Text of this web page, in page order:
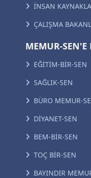
İNSAN
ÇALIŞMA
MEMUR-SEN'E
EĞİTİM-BİR-SEN
SAĞLIK-SEN
BÜRO MEMUR-
DİYANET-SEN
BEM-BİR-SEN
TOÇ BİR-SEN
BAYINDIR